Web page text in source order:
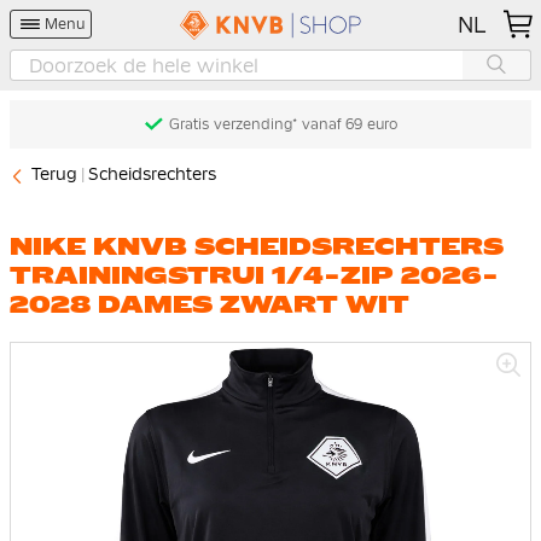
Menu NL
Gratis verzending* vanaf 69 euro
Terug Scheidsrechters
NIKE KNVB SCHEIDSRECHTERS
TRAININGSTRUI 1/4-ZIP 2026-
2028 DAMES ZWART WIT